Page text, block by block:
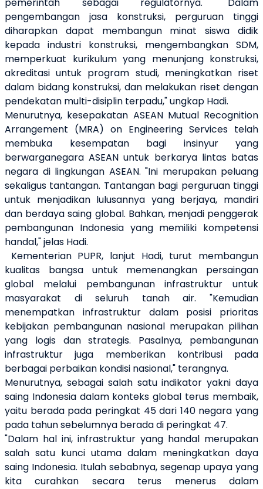
pengembangan jasa konstruksi, perguruan tinggi
diharapkan dapat membangun minat siswa didik
kepada industri konstruksi, mengembangkan SDM,
memperkuat kurikulum yang menunjang konstruksi,
akreditasi untuk program studi, meningkatkan riset
dalam bidang konstruksi, dan melakukan riset dengan
pendekatan multi-disiplin terpadu," ungkap Hadi.
Menurutnya, kesepakatan ASEAN Mutual Recognition
Arrangement (MRA) on Engineering Services telah
membuka kesempatan bagi insinyur yang
berwarganegara ASEAN untuk berkarya lintas batas
negara di lingkungan ASEAN. "Ini merupakan peluang
sekaligus tantangan. Tantangan bagi perguruan tinggi
untuk menjadikan lulusannya yang berjaya, mandiri
dan berdaya saing global. Bahkan, menjadi penggerak
pembangunan Indonesia yang memiliki kompetensi
handal," jelas Hadi.
Kementerian PUPR, lanjut Hadi, turut membangun
kualitas bangsa untuk memenangkan persaingan
global melalui pembangunan infrastruktur untuk
masyarakat di seluruh tanah air. "Kemudian
menempatkan infrastruktur dalam posisi prioritas
kebijakan pembangunan nasional merupakan pilihan
yang logis dan strategis. Pasalnya, pembangunan
infrastruktur juga memberikan kontribusi pada
berbagai perbaikan kondisi nasional," terangnya.
Menurutnya, sebagai salah satu indikator yakni daya
saing Indonesia dalam konteks global terus membaik,
yaitu berada pada peringkat 45 dari 140 negara yang
pada tahun sebelumnya berada di peringkat 47.
"Dalam hal ini, infrastruktur yang handal merupakan
salah satu kunci utama dalam meningkatkan daya
saing Indonesia. Itulah sebabnya, segenap upaya yang
kita curahkan secara terus menerus dalam